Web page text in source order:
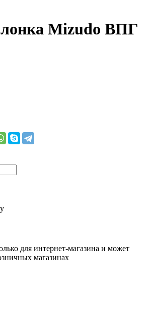
Mizudo ВПГ
для интернет-магазина и может
магазинах